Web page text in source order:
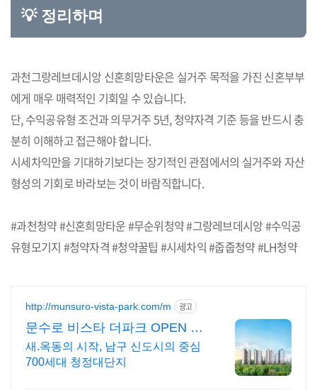
💡 정리하며
과천그랑레브데시앙 신혼희망타운은 실거주 목적을 가진 신혼부부
에게 매우 매력적인 기회일 수 있습니다.
단, 수익공유형 조건과 의무거주 5년, 청약자격 기준 등을 반드시 충
분히 이해하고 접근해야 합니다.
시세차익만을 기대하기보다는 장기적인 관점에서의 실거주와 자산
형성의 기회로 바라보는 것이 바람직합니다.
#과천청약 #신혼희망타운 #무순위청약 #그랑레브데시앙 #수익공
유형모기지 #청약자격 #청약꿀팁 #시세차익 #줍줍청약 #LH청약
http://munsuro-vista-park.com/m 광고
문수로 비스타 더파크 OPEN 예
정
새.옥동의 시작, 남구 신도시의 중심
700세대 청정대단지